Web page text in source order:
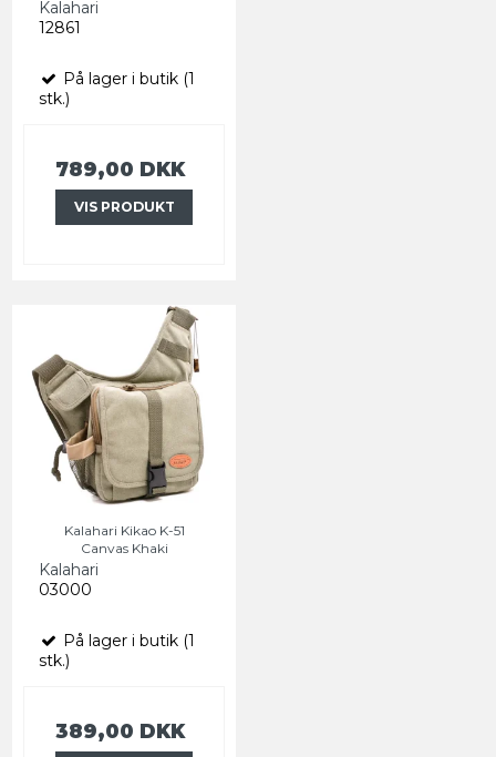
Kalahari
12861
På lager i butik (1
stk.)
789,00 DKK
VIS PRODUKT
Kalahari Kikao K-51
Canvas Khaki
Kalahari
03000
På lager i butik (1
stk.)
389,00 DKK